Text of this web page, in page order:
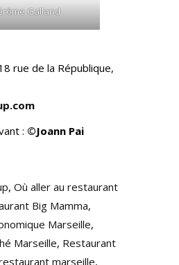
Galland
rue de la République,
: ©Joann Pai
, Où aller au restaurant
Big Mamma,
Marseille,
Marseille, Restaurant
marseille,